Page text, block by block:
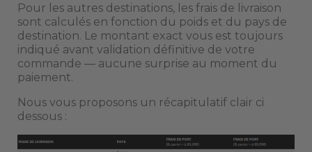
Pour les autres destinations, les frais de livraison
sont calculés en fonction du poids et du pays de
destination. Le montant exact vous est toujours
indiqué avant validation définitive de votre
commande — aucune surprise au moment du
paiement.
Nous vous proposons un récapitulatif clair ci
dessous :